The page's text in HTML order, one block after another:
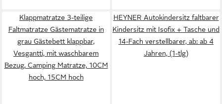
Klappmatratze 3-teilige
Faltmatratze Gästematratze in
grau Gästebett klappbar,
Vesgantti, mit waschbarem
Bezug, Camping Matratze, 10CM
hoch, 15CM hoch
HEYNER Autokindersitz faltbarer
Kindersitz mit Isofix + Tasche und
14-Fach verstellbarer, ab: ab 4
Jahren, (1-tlg)